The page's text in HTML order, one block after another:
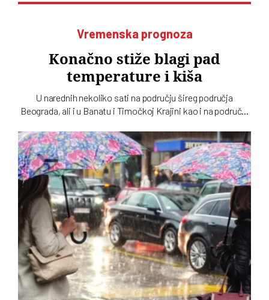
Vremenska prognoza
Konačno stiže blagi pad
temperature i kiša
U narednih nekoliko sati na području šireg područja
Beograda, ali i u Banatu i Timočkoj Krajini kao i na području
predelima mogu se očekivati padavine, objavio je RHMZ